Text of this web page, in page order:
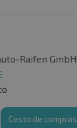
Raifen GmbH
Cesto de compras